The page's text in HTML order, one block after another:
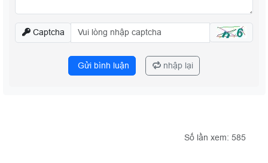
Captcha
Gửi bình luận nhập lại
Số lần xem: 585